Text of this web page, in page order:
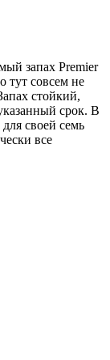
запах Premier
тут совсем не
стойкий,
срок. В
своей семь
все